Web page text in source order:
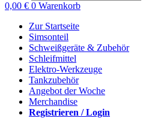
0,00 € 0 Warenkorb
Zur Startseite
Simsonteil
Schweißgeräte & Zubehör
Schleifmittel
Elektro-Werkzeuge
Tankzubehör
Angebot der Woche
Merchandise
Registrieren / Login